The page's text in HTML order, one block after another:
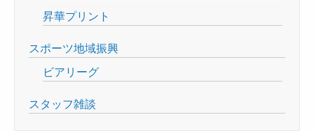
昇華プリント
スポーツ地域振興
ビアリーグ
スタッフ雑談